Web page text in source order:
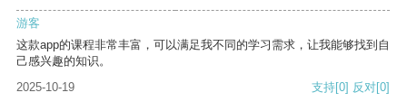
游客
这款app的课程非常丰富，可以满足我不同的学习需求，让我能够找到自
己感兴趣的知识。
2025-10-19
支持[0] 反对[0]